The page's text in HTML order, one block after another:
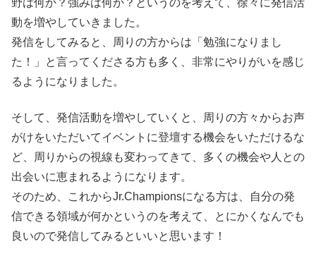
野は何か？強みは何か？というのを考えて、徐々に発信活
動を増やしていきました。
発信をしてみると、周りの方からは「勉強になりまし
た！」と言ってくださる方も多く、非常にやりがいを感じ
るようになりました。
そして、発信活動を増やしていくと、周りの方々からお声
がけをいただいてイベントに登壇する機会をいただけるな
ど、周りからの視線も変わってきて、多くの機会や人との
出会いに恵まれるようになります。
そのため、これからJr.Championsになる方は、自分の発
信できる領域が何かというのを考えて、とにかくなんでも
良いので発信してみるといいと思います！